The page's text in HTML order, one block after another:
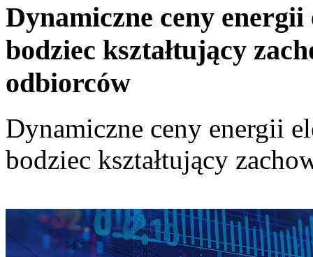
Dynamiczne ceny
bodziec kształtujący
odbiorców
Dynamiczne ceny energii
bodziec kształtujący